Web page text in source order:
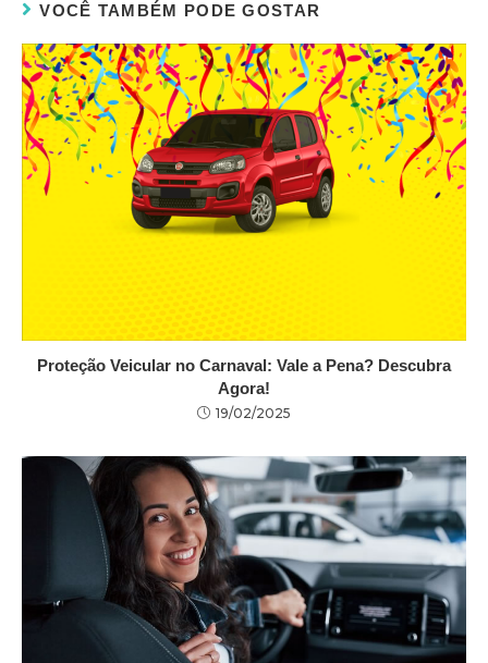
VOCÊ TAMBÉM PODE GOSTAR
Proteção Veicular no Carnaval: Vale a Pena? Descubra
Agora!
19/02/2025